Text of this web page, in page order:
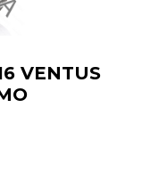
VENTUS